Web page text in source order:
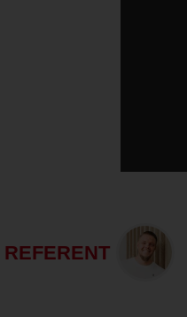
REFERENT